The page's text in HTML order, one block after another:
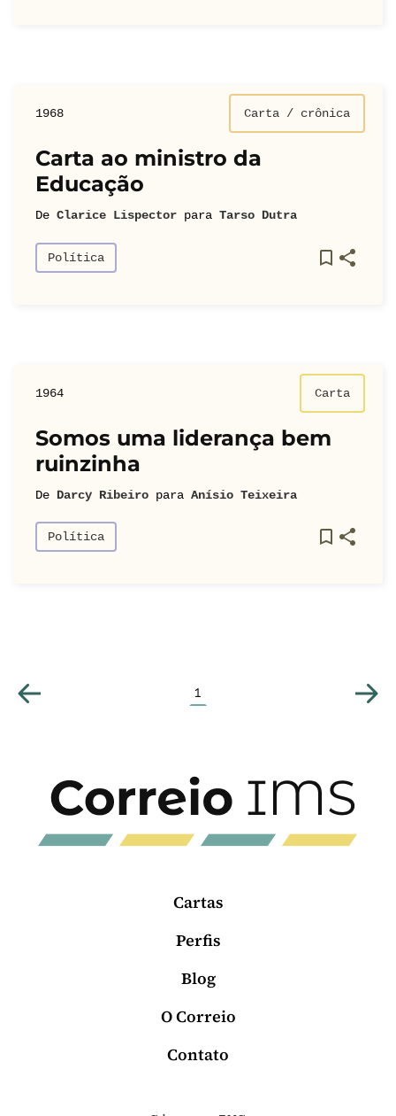
1968 Carta / crônica
Carta ao ministro da
Educação
De Clarice Lispector para Tarso Dutra
Política
1964 Carta
Somos uma liderança bem
ruinzinha
De Darcy Ribeiro para Anísio Teixeira
Política
1
Cartas
Perfis
Blog
O Correio
Contato